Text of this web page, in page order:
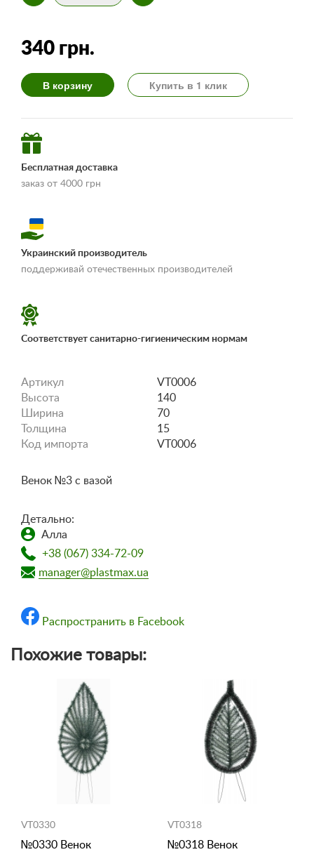
340 грн.
В корзину Купить в 1 клик
Бесплатная доставка
заказ от 4000 грн
доставки и оплаты»
Украинский производитель
поддерживай отечественных производителей
Соответствует санитарно-гигиеническим нормам
Артикул
VT0006
Высота
140
Ширина
70
Толщина
15
Код импорта
VT0006
Венок №3 с вазой
Детально:
Алла
+38 (067) 334-72-09
manager@plastmax.ua
Распространить в Facebook
Похожие товары:
VT0330
№0330 Венок
VT0318
№0318 Венок